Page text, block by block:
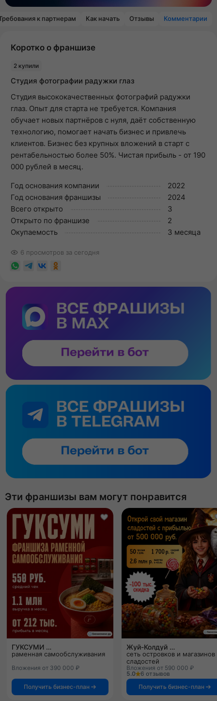
к партнерам Как начать Отзывы Комментарии
Коротко о франшизе
2 купили
Студия фотографии радужки глаз
Студия высококачественных фотографий радужки
глаз. Опыт для старта не требуется. Компания
обучает новых партнёров с нуля, даёт собственную
технологию, помогает начать бизнес и привлечь
клиентов. Бизнес без крупных вложений в старт с
рентабельностью более 50%. Чистая прибыль - от 190
000 рублей в месяц.
Год основания компании
2022
Год основания франшизы
2024
Всего открыто
3
Открыто по франшизе
2
Окупаемость
3 месяца
6 просмотров за сегодня
Эти франшизы вам могут понравится
ГУКСУМИ
раменная самообслуживания
Вложения от 390 000 ₽
Получить бизнес-план
Жуй-Колдуй
сеть островков и магазинов
сладостей
Вложения от 590 000 ₽
5.0
6 отзывов
Получить бизнес-план